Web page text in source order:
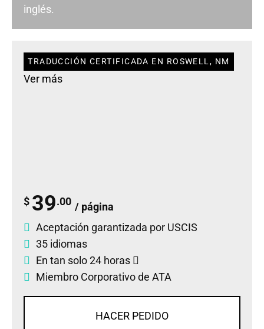
inglés.
TRADUCCIÓN CERTIFICADA EN ROSWELL, NM
Ver más
$ 39.00 / página
Aceptación garantizada por USCIS
35 idiomas
En tan solo 24 horas
Miembro Corporativo de ATA
HACER PEDIDO